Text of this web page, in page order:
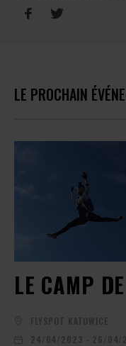
LE PROCHAIN
LE CAMP
FLYSPOT KATOWICE
24/04/2023 - 26/04/